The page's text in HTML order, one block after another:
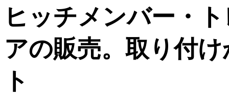
ヒッチメンバー・
アの販売。取り付
ト